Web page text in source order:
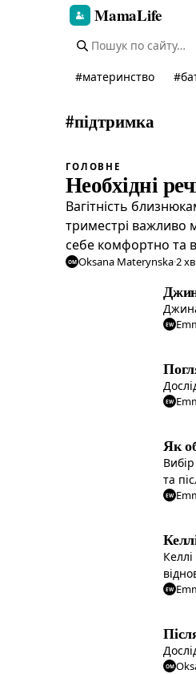
MamaLife
#материнство #
#підтримка
ГОЛОВНЕ
Необхідні
Вагітність
триместрі важливо
себе комфортно та
OM Oksana Materynska·2
EW
EW
Як
та
EW
EW
OM